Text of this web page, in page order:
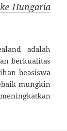
Hungaria
adalah
berkualitas
beasiswa
mungkin